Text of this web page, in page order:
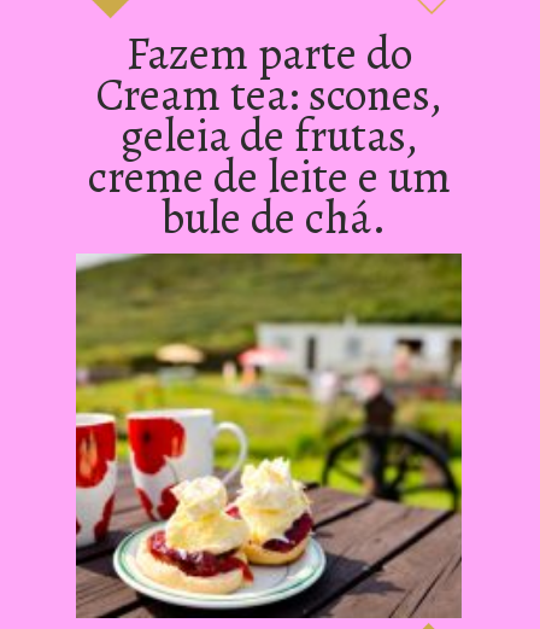
Fazem parte do
Cream tea: scones,
geleia de frutas,
creme de leite e um
bule de chá.